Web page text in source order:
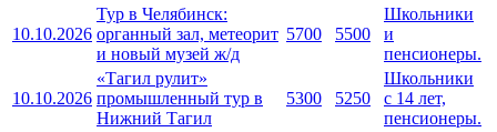
10.10.2026
Тур в Челябинск:
органный зал, метеорит
и новый музей ж/д
5700 5500
Школьники
и
пенсионеры.
10.10.2026
«Тагил рулит»
промышленный тур в
Нижний Тагил
5300 5250
Школьники
с 14 лет,
пенсионеры.